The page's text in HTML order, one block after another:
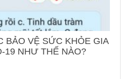
BẢO VỆ SỨC KHỎE GIA
19 NHƯ THẾ NÀO?